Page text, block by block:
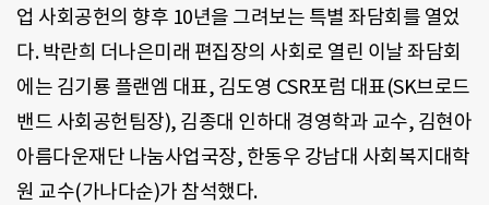
업 사회공헌의 향후 10년을 그려보는 특별 좌담회를 열었
다. 박란희 더나은미래 편집장의 사회로 열린 이날 좌담회
에는 김기룡 플랜엠 대표, 김도영 CSR포럼 대표(SK브로드
밴드 사회공헌팀장), 김종대 인하대 경영학과 교수, 김현아
아름다운재단 나눔사업국장, 한동우 강남대 사회복지대학
원 교수(가나다순)가 참석했다.